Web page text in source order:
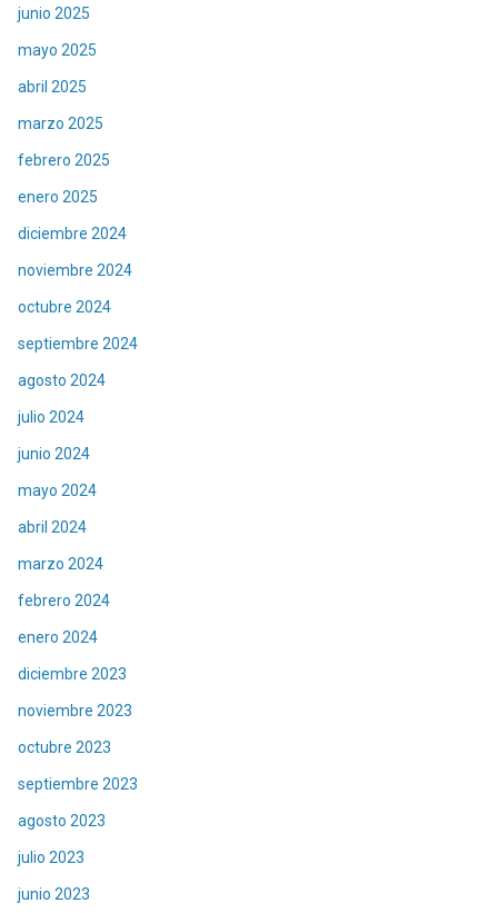
junio 2025
mayo 2025
abril 2025
marzo 2025
febrero 2025
enero 2025
diciembre 2024
noviembre 2024
octubre 2024
septiembre 2024
agosto 2024
julio 2024
junio 2024
mayo 2024
abril 2024
marzo 2024
febrero 2024
enero 2024
diciembre 2023
noviembre 2023
octubre 2023
septiembre 2023
agosto 2023
julio 2023
junio 2023